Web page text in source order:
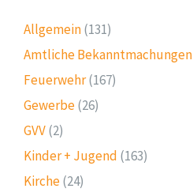
Allgemein(131)
Amtliche Bekanntmachungen
Feuerwehr(167)
Gewerbe(26)
GVV(2)
Kinder + Jugend (163)
Kirche(24)